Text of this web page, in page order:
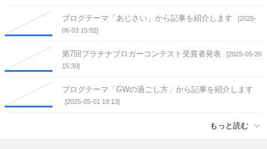
ブログテーマ「あじさい」から記事を紹介します
[2025-
06-03 15:02]
第7回プラチナブロガーコンテスト受賞者発表
[2025-05-20
15:30]
ブログテーマ「GWの過ごし方」から記事を紹介します
[2025-05-01 19:13]
もっと読む